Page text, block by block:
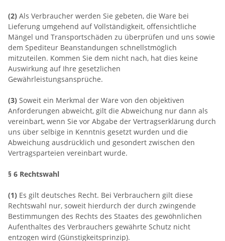
(2) Als Verbraucher werden Sie gebeten, die Ware bei
Lieferung umgehend auf Vollständigkeit, offensichtliche
Mängel und Transportschäden zu überprüfen und uns sowie
dem Spediteur Beanstandungen schnellstmöglich
mitzuteilen. Kommen Sie dem nicht nach, hat dies keine
Auswirkung auf Ihre gesetzlichen
Gewährleistungsansprüche.
(3) Soweit ein Merkmal der Ware von den objektiven
Anforderungen abweicht, gilt die Abweichung nur dann als
vereinbart, wenn Sie vor Abgabe der Vertragserklärung durch
uns über selbige in Kenntnis gesetzt wurden und die
Abweichung ausdrücklich und gesondert zwischen den
Vertragsparteien vereinbart wurde.
§ 6 Rechtswahl
(1) Es gilt deutsches Recht. Bei Verbrauchern gilt diese
Rechtswahl nur, soweit hierdurch der durch zwingende
Bestimmungen des Rechts des Staates des gewöhnlichen
Aufenthaltes des Verbrauchers gewährte Schutz nicht
entzogen wird (Günstigkeitsprinzip).